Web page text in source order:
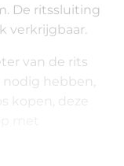
De ritssluiting
verkrijgbaar.
van de rits
hebben,
kopen, deze